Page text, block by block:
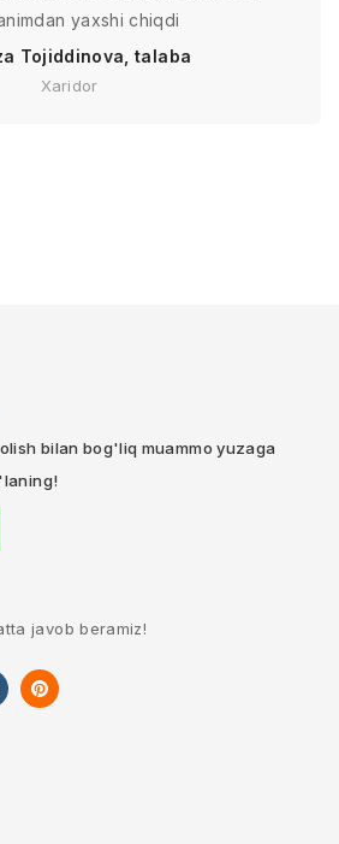
yaxshi chiqdi
Tojiddinova, talaba
Xaridor
bilan bog'liq muammo yuzaga
javob beramiz!